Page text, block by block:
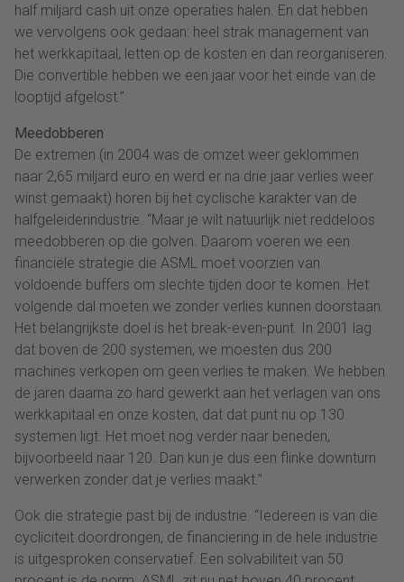
half miljard cash uit onze operaties halen. En dat hebben
we vervolgens ook gedaan: heel strak management van
het werkkapitaal, letten op de kosten en dan reorganiseren.
Die convertible hebben we een jaar voor het einde van de
looptijd afgelost.”
Meedobberen
De extremen (in 2004 was de omzet weer geklommen
naar 2,65 miljard euro en werd er na drie jaar verlies weer
winst gemaakt) horen bij het cyclische karakter van de
halfgeleiderindustrie. “Maar je wilt natuurlijk niet reddeloos
meedobberen op die golven. Daarom voeren we een
financiële strategie die ASML moet voorzien van
voldoende buffers om slechte tijden door te komen. Het
volgende dal moeten we zonder verlies kunnen doorstaan.
Het belangrijkste doel is het break-even-punt. In 2001 lag
dat boven de 200 systemen, we moesten dus 200
machines verkopen om geen verlies te maken. We hebben
de jaren daarna zo hard gewerkt aan het verlagen van ons
werkkapitaal en onze kosten, dat dat punt nu op 130
systemen ligt. Het moet nog verder naar beneden,
bijvoorbeeld naar 120. Dan kun je dus een flinke downturn
verwerken zonder dat je verlies maakt.”
Ook die strategie past bij de industrie. “Iedereen is van die
cycliciteit doordrongen, de financiering in de hele industrie
is uitgesproken conservatief. Een solvabiliteit van 50